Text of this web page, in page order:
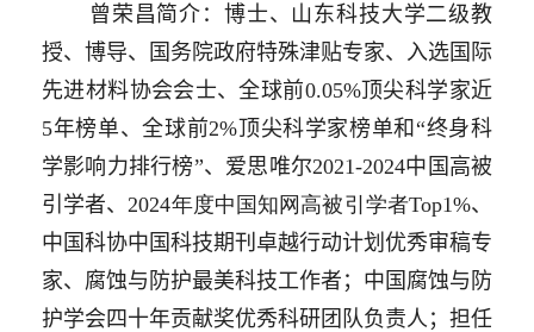
曾荣昌简介：博士、山东科技大学二级教
授、博导、国务院政府特殊津贴专家、入选国际
先进材料协会会士、全球前0.05%顶尖科学家近
5年榜单、全球前2%顶尖科学家榜单和“终身科
学影响力排行榜”、爱思唯尔2021-2024中国高被
引学者、 2024年度中国知网高被引学者Top1%、
中国科协中国科技期刊卓越行动计划优秀审稿专
家、腐蚀与防护最美科技工作者；中国腐蚀与防
护学会四十年贡献奖优秀科研团队负责人；担任